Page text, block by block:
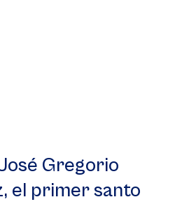
Gregorio
el primer santo